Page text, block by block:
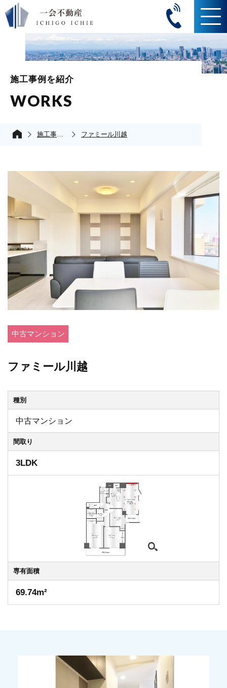
施工事例を紹介
WORKS
施工事例の紹介 ファミール川越
中古マンション
ファミール川越
種別
中古マンション
間取り
3LDK
専有面積
69.74m²